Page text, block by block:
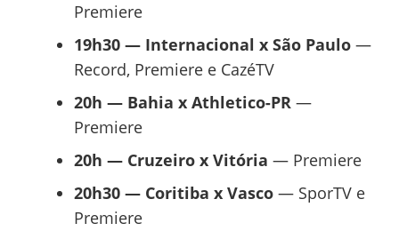
Premiere
19h30 — Internacional x São Paulo—
Record, Premiere e CazéTV
20h — Bahia x Athletico-PR—
Premiere
20h — Cruzeiro x Vitória — Premiere
20h30 — Coritiba x Vasco— SporTV e
Premiere